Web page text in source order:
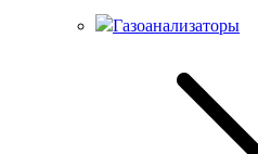
Газоанализаторы